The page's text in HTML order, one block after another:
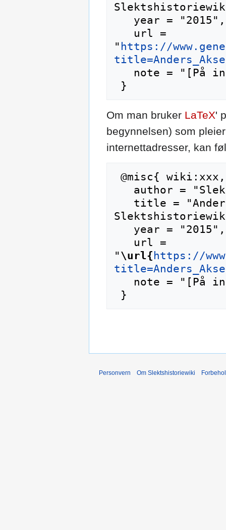
" https://
Om man bruker LaTeX'
begynnelsen) som
internettadresser, kan
"\url{ https://
Personvern Om Slektshistoriewiki